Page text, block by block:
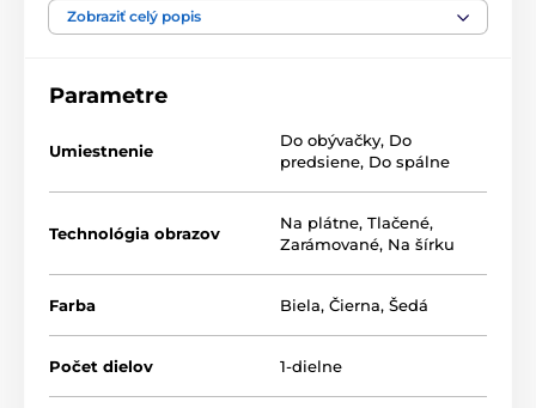
Kvalita je pre nás dôležitá a preto sme pre naše obrazy
na pružné plátno, ktorého hmotnosť je
Nezabudli sme ani na starostlivý výber farieb, ktoré sú
, čo znamená, že nezapáchajú
a nevypúšťajú škodlivé látky do ovzdušia, preto je len
na vás, do ktorej izby obraz zavesíte. V neposlednom
rade je dôležitá aj technológia tlače. Aby sme
zabezpečili, že obrazy budú výrazné a kvalitné,
zameriavame sa na tlač, ktorá poskytujesýtosť
farieb
(12-16 pass, ink density 200).
Zobraziť celý popis
Parametre
Umiestnenie
Do obývačky, Do
predsiene, Do spálne
Technológia obrazov
Na plátne, Tlačené,
Zarámované, Na šírku
Farba Biela, Čierna, Šedá
Počet dielov 1-dielne